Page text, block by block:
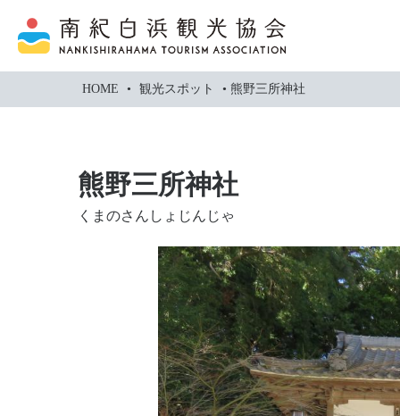
キ
HOME • 観光スポット • 熊野三所神社
熊野三所神社
くまのさんしょじんじゃ